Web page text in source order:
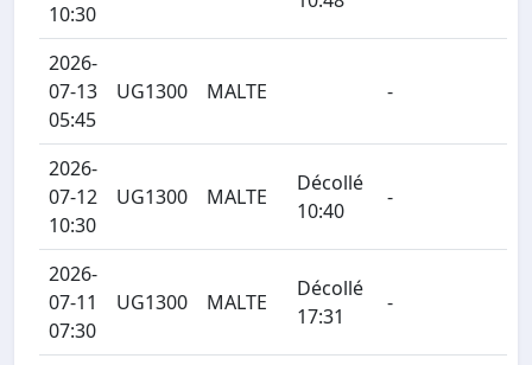
10:30
2026-
07-13
05:45
UG1300 MALTE -
2026-
07-12
10:30
UG1300 MALTE
Décollé
10:40
-
2026-
07-11
07:30
UG1300 MALTE
Décollé
17:31
-